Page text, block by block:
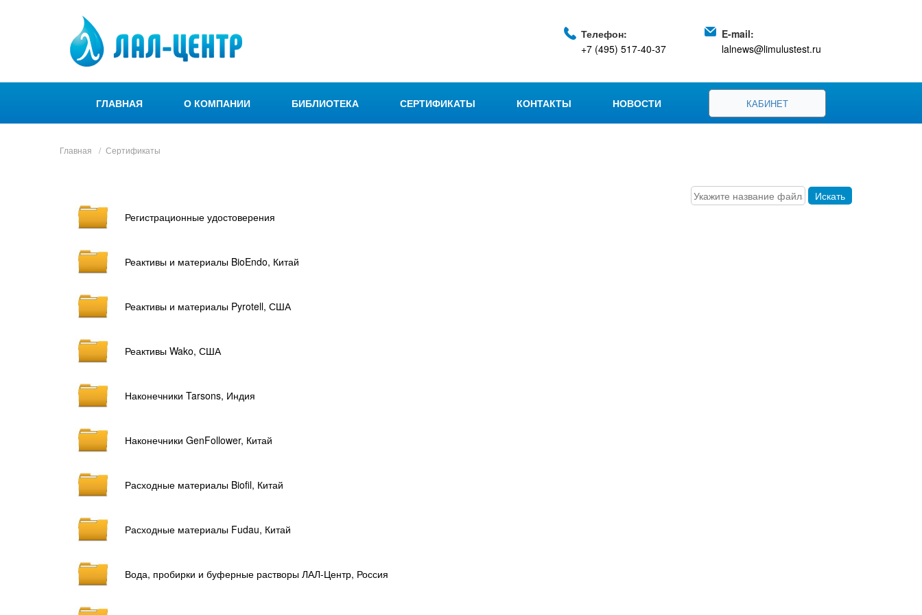
Телефон:
+7 (495) 517-40-37
E-mail:
lalnews@limulustest.ru
ГЛАВНАЯ О КОМПАНИИ БИБЛИОТЕКА СЕРТИФИКАТЫ КОНТАКТЫ НОВОСТИ КАБИНЕТ
Главная Сертификаты
Искать
Регистрационные удостоверения
Реактивы и материалы BioEndo, Китай
Реактивы и материалы Pyrotell, США
Реактивы Wako, США
Наконечники Tarsons, Индия
Наконечники GenFollower, Китай
Расходные материалы Biofil, Китай
Расходные материалы Fudau, Китай
Вода, пробирки и буферные растворы ЛАЛ-Центр, Россия